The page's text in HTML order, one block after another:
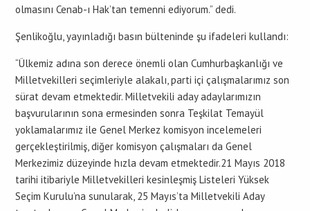
olmasını Cenab-ı Hak’tan temenni ediyorum.” dedi.
Şenlikoğlu, yayınladığı basın bülteninde şu ifadeleri kullandı:
“Ülkemiz adına son derece önemli olan Cumhurbaşkanlığı ve
Milletvekilleri seçimleriyle alakalı, parti içi çalışmalarımız son
sürat devam etmektedir. Milletvekili aday adaylarımızın
başvurularının sona ermesinden sonra Teşkilat Temayül
yoklamalarımız ile Genel Merkez komisyon incelemeleri
gerçekleştirilmiş, diğer komisyon çalışmaları da Genel
Merkezimiz düzeyinde hızla devam etmektedir.21 Mayıs 2018
tarihi itibariyle Milletvekilleri kesinleşmiş Listeleri Yüksek
Seçim Kurulu’na sunularak, 25 Mayıs’ta Milletvekili Aday